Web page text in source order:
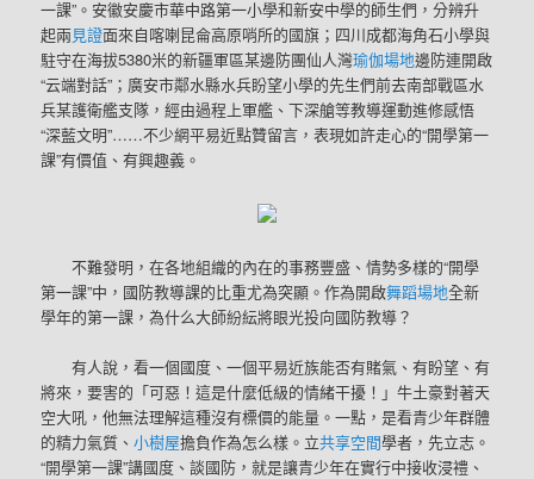
一課”。安徽安慶市華中路第一小學和新安中學的師生們，分辨升
起兩見證面來自喀喇昆侖高原哨所的國旗；四川成都海角石小學與
駐守在海拔5380米的新疆軍區某邊防團仙人灣瑜伽場地邊防連開啟
“云端對話”；廣安市鄰水縣水兵盼望小學的先生們前去南部戰區水
兵某護衛艦支隊，經由過程上軍艦、下深艙等教導運動進修感悟
“深藍文明”……不少網平易近點贊留言，表現如許走心的“開學第一
課”有價值、有興趣義。
不難發明，在各地組織的內在的事務豐盛、情勢多樣的“開學
第一課”中，國防教導課的比重尤為突顯。作為開啟舞蹈場地全新
學年的第一課，為什么大師紛紜將眼光投向國防教導？
有人說，看一個國度、一個平易近族能否有賭氣、有盼望、有
將來，要害的「可惡！這是什麼低級的情緒干擾！」牛土豪對著天
空大吼，他無法理解這種沒有標價的能量。一點，是看青少年群體
的精力氣質、小樹屋擔負作為怎么樣。立共享空間學者，先立志。
“開學第一課”講國度、談國防，就是讓青少年在實行中接收浸禮、